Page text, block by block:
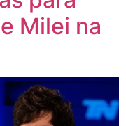
Milei na